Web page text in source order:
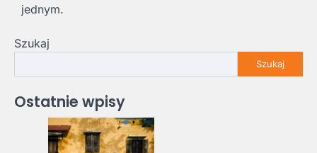
jednym.
Szukaj
Szukaj
Ostatnie wpisy